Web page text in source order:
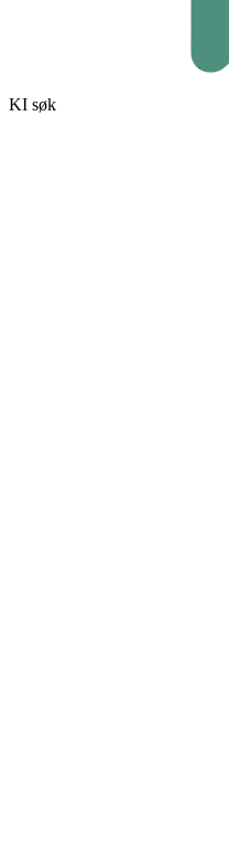
KI søk